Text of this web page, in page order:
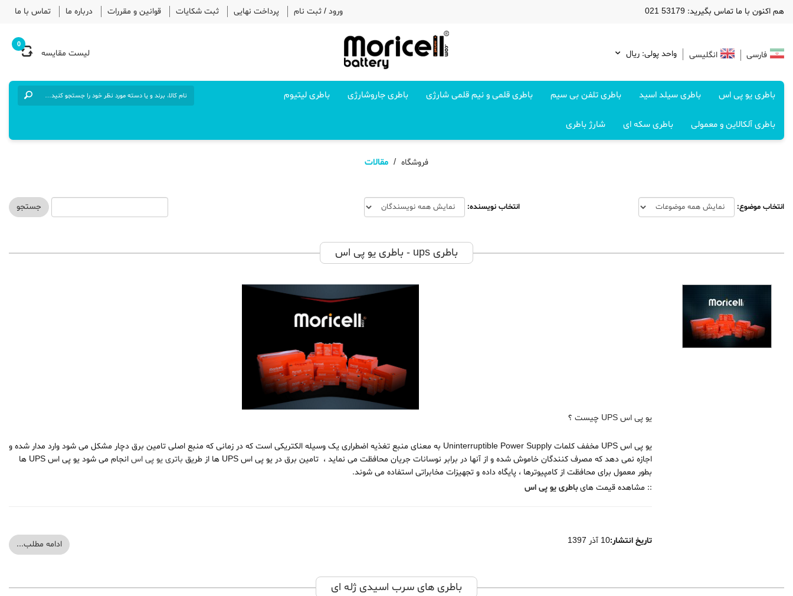
هم اکنون با ما تماس بگیرید: 53179 021 ورود / ثبت نام پرداخت نهایی ثبت شکایات قوانین و مقررات درباره ما تماس با ما
فارسی انگلیسی واحد پولی: ريال لیست مقایسه
0
باطری یو پی اس باطری سیلد اسید باطری تلفن بی سیم باطری قلمی و نیم قلمی شارژی باطری جاروشارژی باطری لیتیوم
باطری آلکالاین و معمولی باطری سکه ای شارژ باطری
فروشگاه مقالات
انتخاب موضوع: انتخاب نویسنده: جستجو
باطری ups - باطری یو پی اس
یو پی اس UPS چیست ؟
یو پی اس UPS مخفف کلمات Uninterruptible Power Supply به معنای منبع تغذیه اضطراری یک وسیله الکتریکی است که در زمانی که منبع اصلی تامین برق دچار مشکل می شود وارد مدار شده و
اجازه نمی دهد که مصرف کنندگان خاموش شده و از آنها در برابر نوسانات جریان محافظت می نماید ، تامین برق در یو پی اس UPS ها از طریق
باتری یو پی اس
انجام می شود یو پی اس UPS ها
بطور معمول برای محافظت از کامپیوترها ، پایگاه داده و تجهیزات مخابراتی استفاده می شوند.
:: مشاهده قیمت هایباطری یو پی اس
تاریخ انتشار:10 آذر 1397 ادامه مطلب...
باطری های سرب اسیدی ژله ای